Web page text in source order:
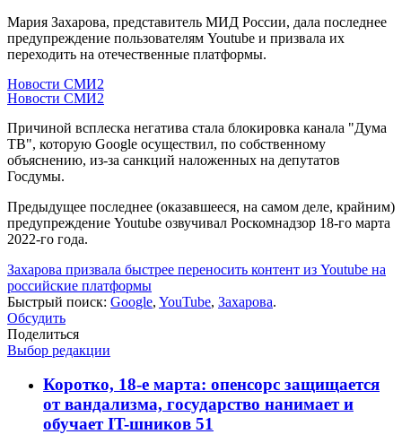
Мария Захарова, представитель МИД России, дала последнее
предупреждение пользователям Youtube и призвала их
переходить на отечественные платформы.
Новости СМИ2
Новости СМИ2
Причиной всплеска негатива стала блокировка канала "Дума
ТВ", которую Google осуществил, по собственному
объяснению, из-за санкций наложенных на депутатов
Госдумы.
Предыдущее последнее (оказавшееся, на самом деле, крайним)
предупреждение Youtube озвучивал Роскомнадзор 18-го марта
2022-го года.
Захарова призвала быстрее переносить контент из Youtube на
российские платформы
Быстрый поиск: Google, YouTube, Захарова.
Обсудить
Поделиться
Выбор редакции
Коротко, 18-е марта: опенсорс защищается
от вандализма, государство нанимает и
обучает IT-шников 51